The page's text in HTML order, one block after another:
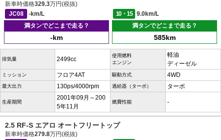
新車時価格329.3万円(税抜)
JC08
-km/L 10・15
9.0km/L
満タンでどこまで走る？
-km
満タンでどこまで走る？
585km
排気量 2499cc
使用燃料
エンジン
軽油
ディーゼル
ミッション フロア4AT 駆動方式 4WD
最大出力 130ps/4000rpm 過給器（ターボ） ターボ
生産期間
2001年09月～200
5年11月
燃費性能 -
2.5 RF-S エアロ オートフリートップ
新車時価格279.8万円(税抜)